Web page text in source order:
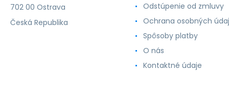
702 00 Ostrava
Česká Republika
Odstúpenie od zmluvy
Ochrana osobných
Spôsoby platby
O nás
Kontaktné údaje